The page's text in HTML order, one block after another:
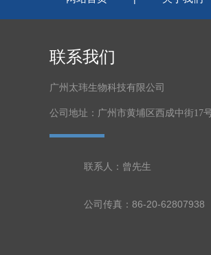
联系我们
广州太玮生物科技有限公司
公司地址：广州市黄埔区西成中街17
联系人：曾先生
公司传真：86-20-62807938